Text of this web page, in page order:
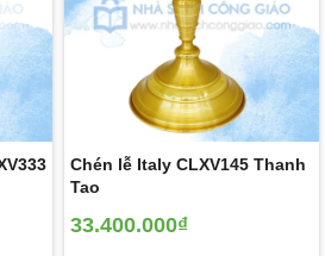
Chén lễ Italy CLXV145 Thanh
Tao
33.400.000₫